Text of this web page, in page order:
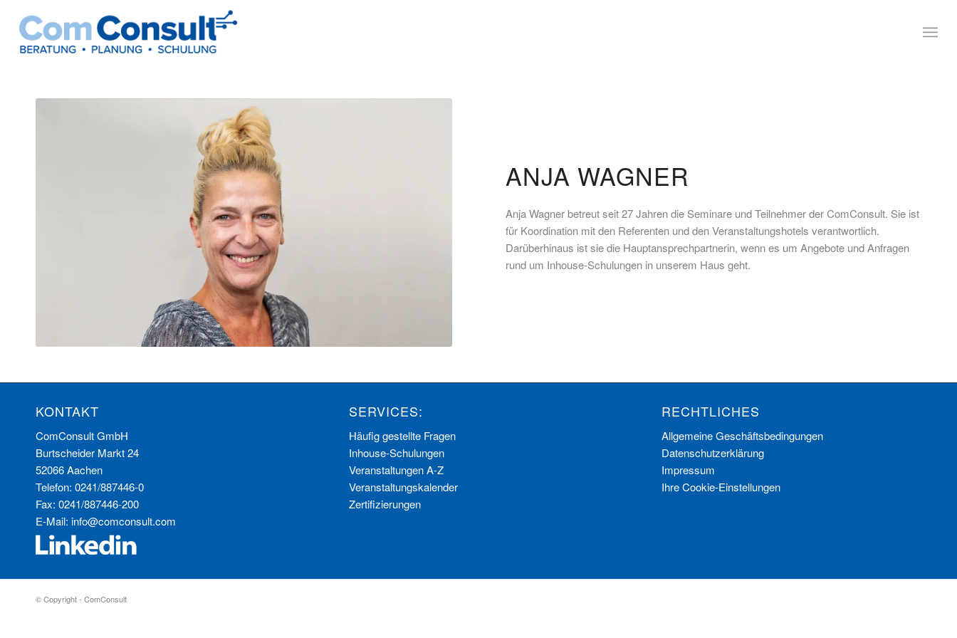
ANJA WAGNER
Anja Wagner betreut seit 27 Jahren die Seminare und Teilnehmer der ComConsult. Sie ist
für Koordination mit den Referenten und den Veranstaltungshotels verantwortlich.
Darüberhinaus ist sie die Hauptansprechpartnerin, wenn es um Angebote und Anfragen
rund um Inhouse-Schulungen in unserem Haus geht.
KONTAKT
ComConsult GmbH
Burtscheider Markt 24
52066 Aachen
Telefon: 0241/887446-0
Fax: 0241/887446-200
E-Mail: info@comconsult.com
SERVICES:
Häufig gestellte Fragen
Inhouse-Schulungen
Veranstaltungen A-Z
Veranstaltungskalender
Zertifizierungen
RECHTLICHES
Allgemeine Geschäftsbedingungen
Datenschutzerklärung
Impressum
Ihre Cookie-Einstellungen
© Copyright - ComConsult